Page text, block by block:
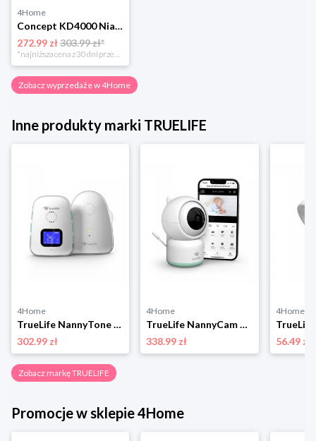
4Home
Concept KD4000 Niania elektroniczna z kamerą SMART KIDO
272.99 zł303.99 zł*
*najniższa cena z 30 dni przed obniżką
Zobacz wyprzedaże w 4Home
Inne produkty marki TRUELIFE
4Home
TrueLife NannyTone VM3 niania elektroniczna
302.99 zł
4Home
TrueLife NannyCam R3 Smart niania elektroniczna z aplikacją
338.99 zł
4Home
56.49 zł
Zobacz markę TRUELIFE
Promocje w sklepie 4Home